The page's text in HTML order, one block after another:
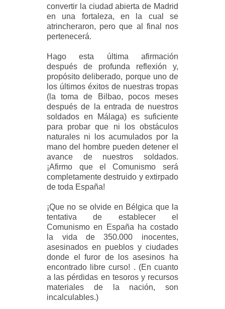
convertir la ciudad abierta de Madrid
en una fortaleza, en la cual se
atrincheraron, pero que al final nos
pertenecerá.
Hago esta última afirmación
después de profunda reflexión y,
propósito deliberado, porque uno de
los últimos éxitos de nuestras tropas
(la toma de Bilbao, pocos meses
después de la entrada de nuestros
soldados en Málaga) es suficiente
para probar que ni los obstáculos
naturales ni los acumulados por la
mano del hombre pueden detener el
avance de nuestros soldados.
¡Afirmo que el Comunismo será
completamente destruido y extirpado
de toda España!
¡Que no se olvide en Bélgica que la
tentativa de establecer el
Comunismo en España ha costado
la vida de 350.000 inocentes,
asesinados en pueblos y ciudades
donde el furor de los asesinos ha
encontrado libre curso! . (En cuanto
a las pérdidas en tesoros y recursos
materiales de la nación, son
incalculables.)